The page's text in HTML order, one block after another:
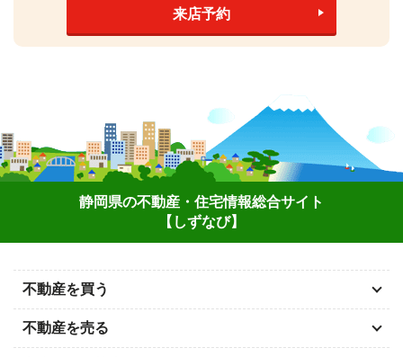
来店予約
静岡県の不動産・住宅情報総合サイト
【しずなび】
不動産を買う
不動産を売る